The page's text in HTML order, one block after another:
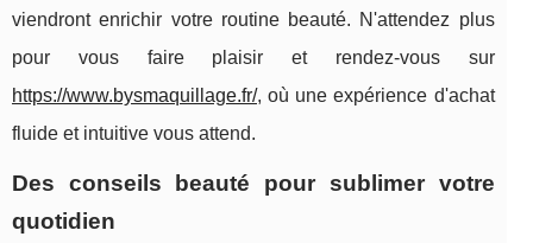
viendront enrichir votre routine beauté. N'attendez plus
pour vous faire plaisir et rendez-vous sur
https://www.bysmaquillage.fr/, où une expérience d'achat
fluide et intuitive vous attend.
Des conseils beauté pour sublimer votre
quotidien